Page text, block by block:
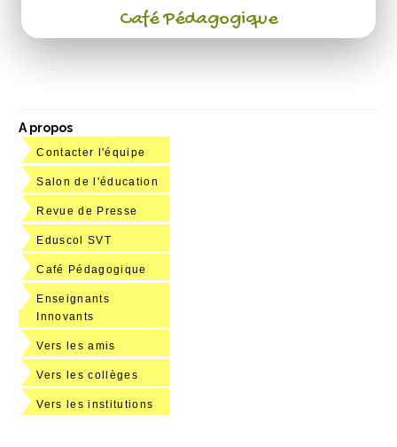
Café Pédagogique
A propos
Contacter l'équipe
Salon de l'éducation
Revue de Presse
Eduscol SVT
Café Pédagogique
Enseignants
Innovants
Vers les amis
Vers les collèges
Vers les institutions